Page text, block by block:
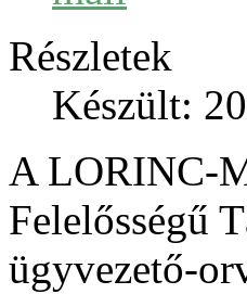
Részletek
Készült:
A LORINC-
Felelősségű
ügyvezető-